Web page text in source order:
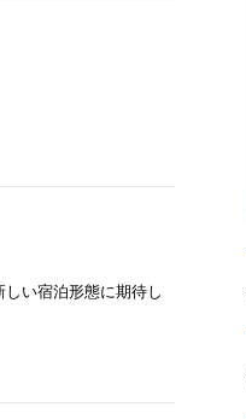
い宿泊形態に期待し